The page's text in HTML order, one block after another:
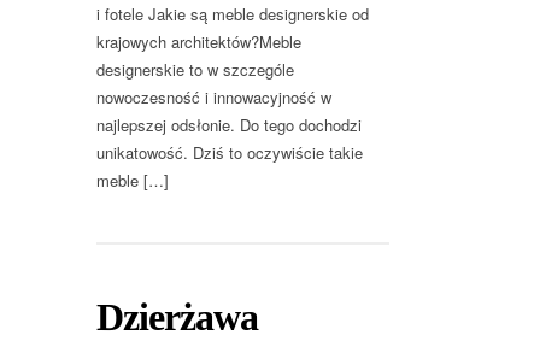
i fotele Jakie są meble designerskie od
krajowych architektów?Meble
designerskie to w szczególe
nowoczesność i innowacyjność w
najlepszej odsłonie. Do tego dochodzi
unikatowość. Dziś to oczywiście takie
meble […]
Dzierżawa